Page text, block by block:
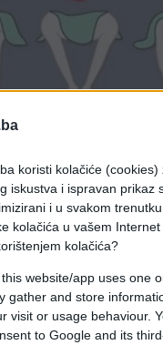
koristi kolačiće (cookies)
iskustva i ispravan prikaz
i u svakom
kolačića u vašem Internet
kolačića?
website/app uses one
gather and store
visit or usage behaviour.
to Google and its
SVE OTKRIVA: Šta o
NAMA JE SVE